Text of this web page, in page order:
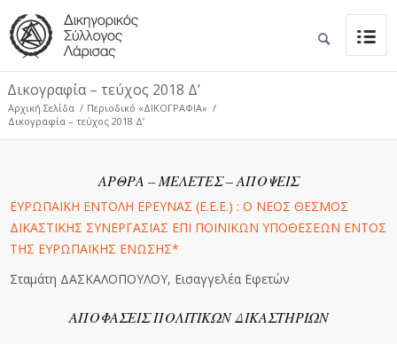
Δικογραφία – τεύχος 2018 Δ’
Αρχική Σελίδα / Περιοδικό «ΔΙΚΟΓΡΑΦΙΑ» /
Δικογραφία – τεύχος 2018 Δ’
ΑΡΘΡΑ – ΜΕΛΕΤΕΣ – ΑΠΟΨΕΙΣ
ΕΥΡΩΠΑΪΚΗ ΕΝΤΟΛΗ EΡΕΥΝΑΣ (Ε.Ε.Ε.) : Ο ΝΕΟΣ ΘΕΣΜΟΣ
ΔΙΚΑΣΤΙΚΗΣ ΣΥΝΕΡΓΑΣΙΑΣ ΕΠΙ ΠΟΙΝΙΚΩΝ ΥΠΟΘΕΣΕΩΝ ΕΝΤΟΣ
ΤΗΣ ΕΥΡΩΠΑΪΚΗΣ ΕΝΩΣΗΣ*
Σταμάτη ΔΑΣΚΑΛΟΠΟΥΛΟΥ, Εισαγγελέα Εφετών
ΑΠΟΦΑΣΕΙΣ ΠΟΛΙΤΙΚΩΝ ΔΙΚΑΣΤΗΡΙΩΝ